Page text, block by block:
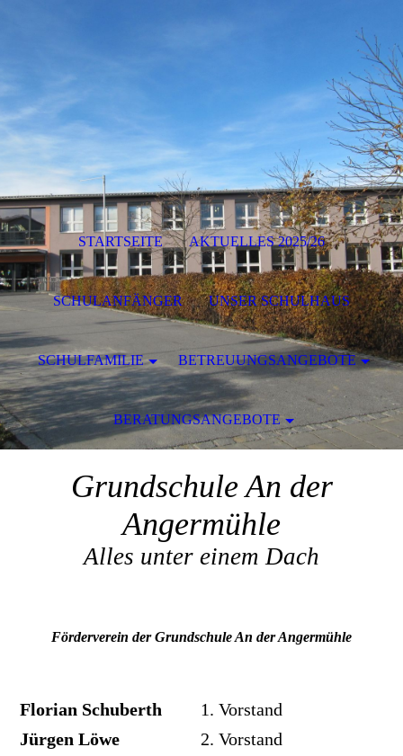
Grundschule An der
Angermühle
Alles unter einem Dach
Förderverein der Grundschule An der Angermühle
Florian Schuberth
1. Vorstand
Jürgen Löwe
2. Vorstand
STARTSEITE AKTUELLES 2025/26
SCHULANFÄNGER UNSER SCHULHAUS
SCHULFAMILIE BETREUUNGSANGEBOTE
BERATUNGSANGEBOTE